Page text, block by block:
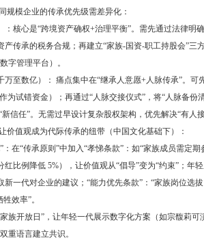
规模企业的传承优先级需差异化：
核心是“跨境资产确权+治理平衡”。需先通过法律明
产传承的税务合规；再建立“家族-国资-职工持股会”三
字管理平台）。
至数亿）： 痛点集中在“继承人意愿+人脉传承”。
为试错资金）；再通过“人脉交接仪式”，将“人脉备
新信任”。无需过早设计复杂股权架构，优先解决“有人
价值观成为代际传承的纽带（中国文化基础下）：
在“传承原则”中加入“孝悌条款”：如“家族成员需定
红比例降低 5%），让价值观从“倡导”变为“约束”；年
一代对企业的建议；“能力优先条款”：“家族岗位选
效率”。
族开放日”，让年轻一代展示数字化方案（如宗馥莉可
重语言建立共识。